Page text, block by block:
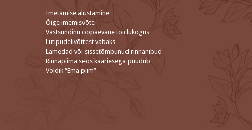
Imetamise alustamine
Õige imemisvõte
Vastsündinu ööpäevane toidukogus
Lutipudelivõttest vabaks
Lamedad või sissetõmbunud rinnanibud
Rinnapiima seos kaariesega puudub
Voldik “Ema piim”